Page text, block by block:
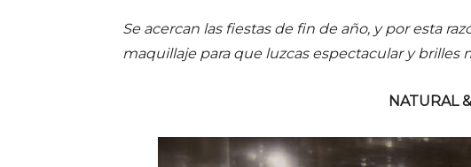
Se acercan las fiestas de fin de año, y por esta
maquillaje para que luzcas espectacular y brilles
NATURAL